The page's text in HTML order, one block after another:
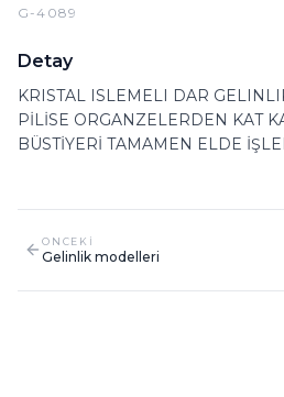
G-4089
Detay
KRISTAL ISLEMELI DAR
PİLİSE ORGANZELERDEN KAT
BÜSTİYERİ TAMAMEN ELDE
ONCEKI
Gelinlik modelleri